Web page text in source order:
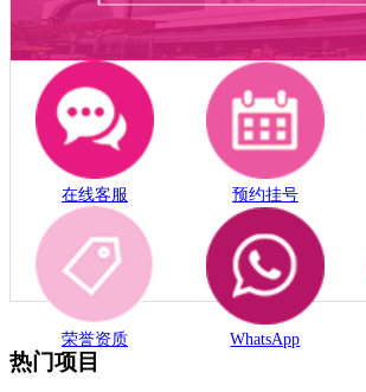
在线客服 预约挂号
荣誉资质 WhatsApp
热门项目